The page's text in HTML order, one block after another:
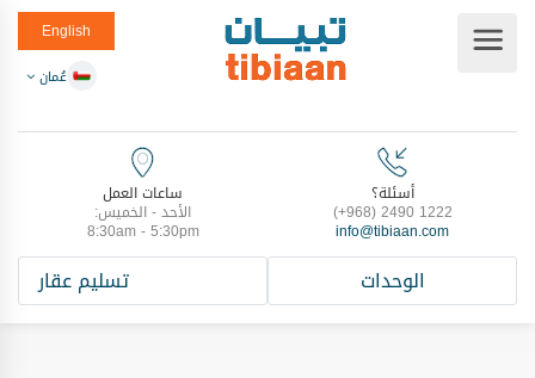
English
عُمان
أسئلة؟
(+968) 2490 1222
info@tibiaan.com
ساعات العمل
الأحد - الخميس:
8:30am - 5:30pm
الوحدات تسليم عقار